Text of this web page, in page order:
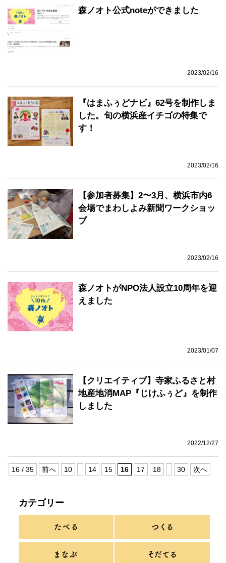
森ノオト公式noteができました
2023/02/16
『はまふぅどナビ』62号を制作しま
した。旬の横浜産イチゴの特集で
す！
2023/02/16
【参加者募集】2〜3月、横浜市内6
会場でまわしよみ新聞ワークショッ
プ
2023/02/16
森ノオトがNPO法人設立10周年を迎
えました
2023/01/07
【クリエイティブ】寺家ふるさと村
地産地消MAP『じけふぅど』を制作
しました
2022/12/27
16 / 35 前へ 10 14 15 16 17 18 30 次へ
カテゴリー